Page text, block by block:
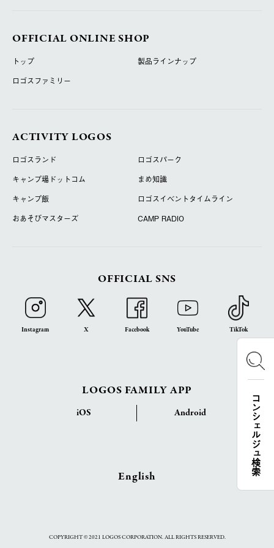
コンシェルジュ検索
OFFICIAL ONLINE SHOP
トップ
製品ラインナップ
ロゴスファミリー
ACTIVITY LOGOS
ロゴスランド
ロゴスパーク
キャンプ場ドットコム
まめ知識
キャンプ飯
ロゴスイベントタイムライン
おあそびマスターズ
CAMP RADIO
OFFICIAL SNS
Instagram X Facebook YouTube TikTok
LOGOS FAMILY APP
iOS Android
English
COPYRIGHT © 2021 LOGOS CORPORATION. ALL RIGHTS RESERVED.